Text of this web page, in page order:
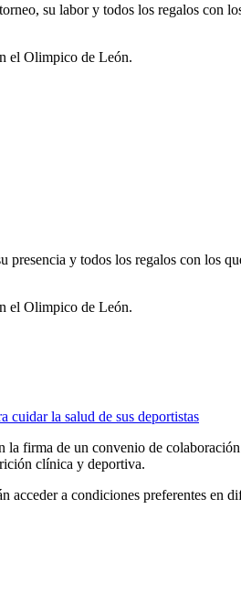
su labor y todos los regalos con
el Olimpico de León.
y todos los regalos con los
el Olimpico de León.
la salud de sus deportistas
firma de un convenio de
clínica y deportiva.
a condiciones preferentes en